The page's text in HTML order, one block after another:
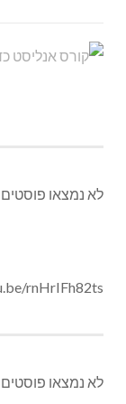
לא נמצאו פוסטים
rnHrIFh82ts
לא נמצאו פוסטים